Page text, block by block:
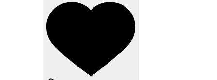
plusieurs
variations.
choisies
sur